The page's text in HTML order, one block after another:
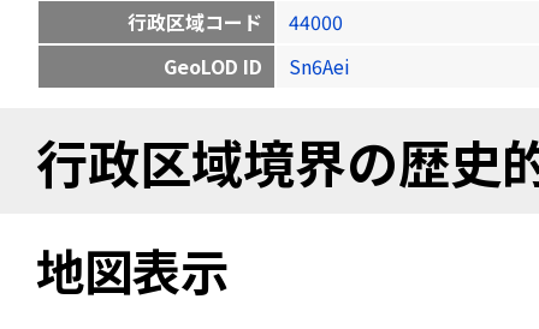
行政区域コード
44000
GeoLOD ID
Sn6Aei
行政区域境界の歴史
地図表示